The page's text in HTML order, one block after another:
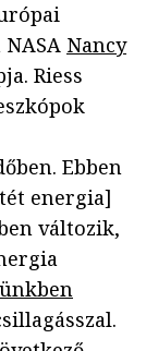
NASA Nancy
Riess
Ebben
energia]
változik,